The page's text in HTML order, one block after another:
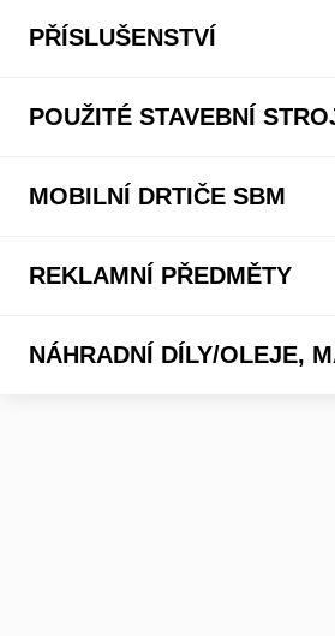
PŘÍSLUŠENSTVÍ
POUŽITÉ STAVEBNÍ
MOBILNÍ DRTIČE SBM
REKLAMNÍ PŘEDMĚTY
NÁHRADNÍ DÍLY/OLEJE,